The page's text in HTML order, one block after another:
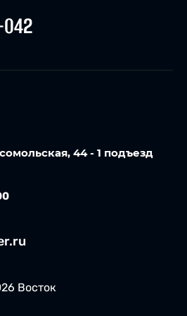
Восток
44 - 1 подъезд